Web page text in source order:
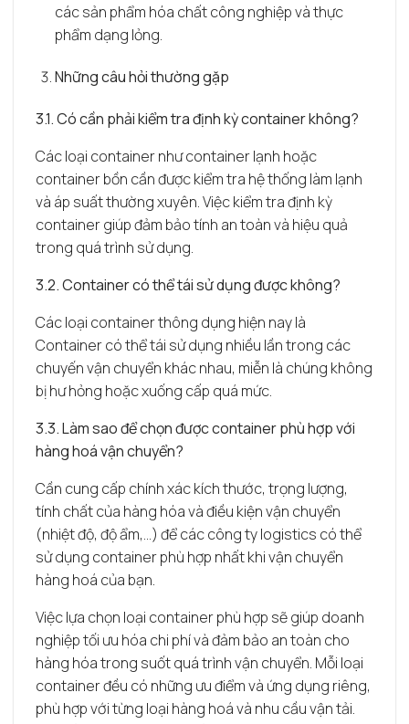
các sản phẩm hóa chất công nghiệp và thực
phẩm dạng lỏng.
Những câu hỏi thường gặp
3.1. Có cần phải kiểm tra định kỳ container không?
Các loại container như container lạnh hoặc
container bồn cần được kiểm tra hệ thống làm lạnh
và áp suất thường xuyên. Việc kiểm tra định kỳ
container giúp đảm bảo tính an toàn và hiệu quả
trong quá trình sử dụng.
3.2. Container có thể tái sử dụng được không?
Các loại container thông dụng hiện nay là
Container có thể tái sử dụng nhiều lần trong các
chuyến vận chuyển khác nhau, miễn là chúng không
bị hư hỏng hoặc xuống cấp quá mức.
3.3. Làm sao để chọn được container phù hợp với
hàng hoá vận chuyển?
Cần cung cấp chính xác kích thước, trọng lượng,
tính chất của hàng hóa và điều kiện vận chuyển
(nhiệt độ, độ ẩm,…) để các công ty logistics có thể
sử dụng container phù hợp nhất khi vận chuyển
hàng hoá của bạn.
Việc lựa chọn loại container phù hợp sẽ giúp doanh
nghiệp tối ưu hóa chi phí và đảm bảo an toàn cho
hàng hóa trong suốt quá trình vận chuyển. Mỗi loại
container đều có những ưu điểm và ứng dụng riêng,
phù hợp với từng loại hàng hoá và nhu cầu vận tải.